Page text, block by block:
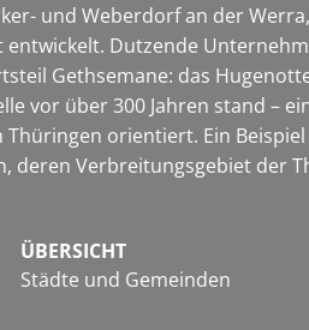
und Weberdorf an der
Dutzende
Gethsemane: das
vor über 300 Jahren stand –
orientiert. Ein
deren Verbreitungsgebiet der
ÜBERSICHT
Städte und Gemeinden